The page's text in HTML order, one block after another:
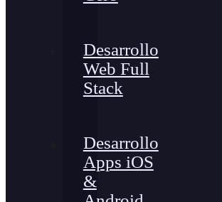
Desarrollo
Web Full
Stack
Desarrollo
Apps iOS
&